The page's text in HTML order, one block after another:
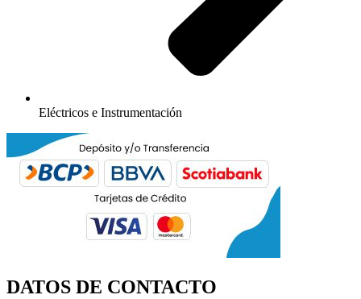
Eléctricos e Instrumentación
DATOS DE CONTACTO